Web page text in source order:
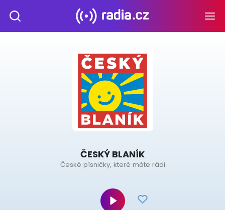
ČESKÝ BLANÍK
České písničky, které máte rádi